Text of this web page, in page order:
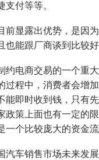
支付等等。
显露出优势，是因为
也能跟厂商谈到比较好
电商交易的一个重大
过程中，消费者会增
能即时收到钱，只有
政策上面也有一定的
一个比较庞大的资金
车销售市场未来发展